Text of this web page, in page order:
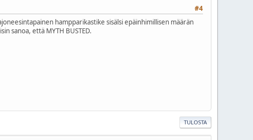
#4
hampparikastike sisälsi epäinhimillisen määrän
sanoa, että MYTH BUSTED.
TULOSTA